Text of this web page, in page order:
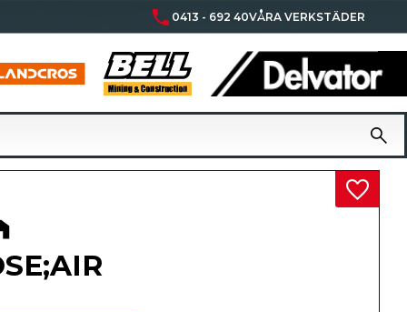
phone 0413 - 692 40VÅRA VERKSTÄDER
Lägg